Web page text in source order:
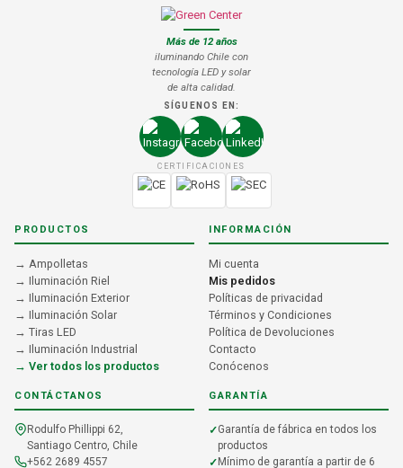
Más de 12 años
iluminando Chile con
tecnología LED y solar
de alta calidad.
SÍGUENOS EN:
CERTIFICACIONES
PRODUCTOS
→ Ampolletas
→ Iluminación Riel
→ Iluminación Exterior
→ Iluminación Solar
→ Tiras LED
→ Iluminación Industrial
→ Ver todos los productos
INFORMACIÓN
Mi cuenta
Mis pedidos
Políticas de privacidad
Términos y Condiciones
Política de Devoluciones
Contacto
Conócenos
CONTÁCTANOS
Rodulfo Phillippi 62,
Santiago Centro, Chile
+562 2689 4557
GARANTÍA
Garantía de fábrica en todos los
productos
Mínimo de garantía a partir de 6